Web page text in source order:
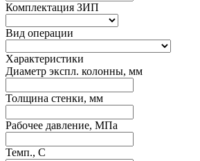
Комплектация ЗИП
Вид операции
Характеристики
Диаметр экспл. колонны, мм
Толщина стенки, мм
Рабочее давление, МПа
Темп., С